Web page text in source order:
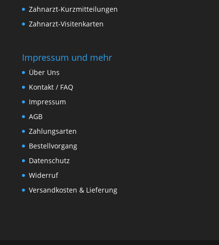
Zahnarzt-Kurzmitteilungen
Zahnarzt-Visitenkarten
Impressum und mehr
Über Uns
Kontakt / FAQ
Impressum
AGB
Zahlungsarten
Bestellvorgang
Datenschutz
Widerruf
Versandkosten & Lieferung